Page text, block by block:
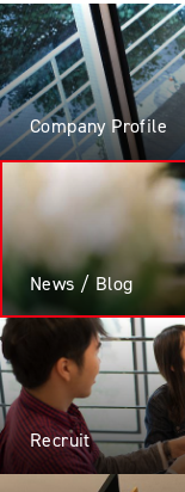
Company Profile
News / Blog
Recruit